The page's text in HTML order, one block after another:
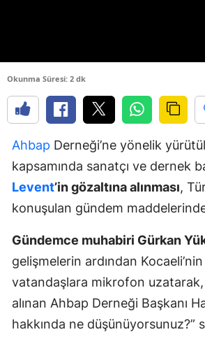
Okunma Süresi: 2 dk
Ahbap Derneği’ne yönelik
kapsamında sanatçı ve dernek
Levent’in gözaltına alınması,
konuşulan gündem
Gündemce muhabiri Gürkan
gelişmelerin ardından
vatandaşlara mikrofon uzatarak,
alınan Ahbap Derneği Başkanı
hakkında ne düşünüyorsunuz?”